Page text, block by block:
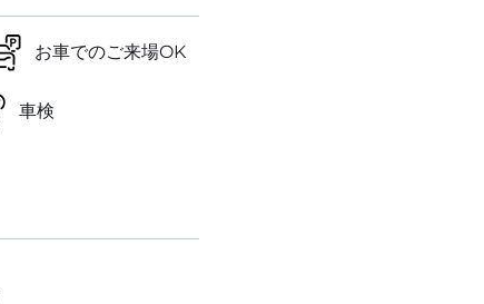
お車でのご来場OK
車検